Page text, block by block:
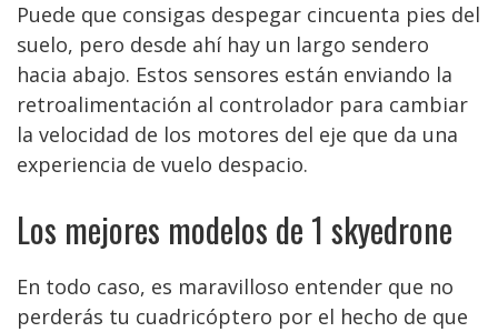
Puede que consigas despegar cincuenta pies del
suelo, pero desde ahí hay un largo sendero
hacia abajo. Estos sensores están enviando la
retroalimentación al controlador para cambiar
la velocidad de los motores del eje que da una
experiencia de vuelo despacio.
Los mejores modelos de 1 skyedrone
En todo caso, es maravilloso entender que no
perderás tu cuadricóptero por el hecho de que